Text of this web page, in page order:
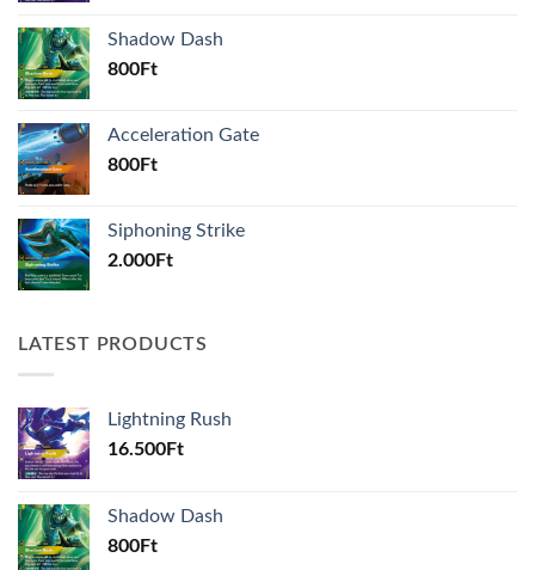
Shadow Dash
800Ft
Acceleration Gate
800Ft
Siphoning Strike
2.000Ft
LATEST PRODUCTS
Lightning Rush
16.500Ft
Shadow Dash
800Ft